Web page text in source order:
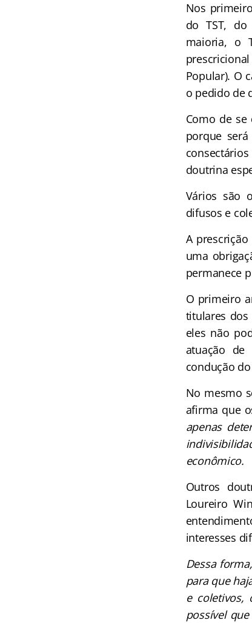
Nos
do TST, do
maioria, o
Popular). O
o pedido de
Como de
porque
doutrina
Vários são
difusos e
A
uma
permanece
O primeiro
titulares
eles não
atuação de
condução do
No mesmo
afirma que
apenas
econômico.
Outros
Loureiro
interesses
Dessa
para que
e
possível